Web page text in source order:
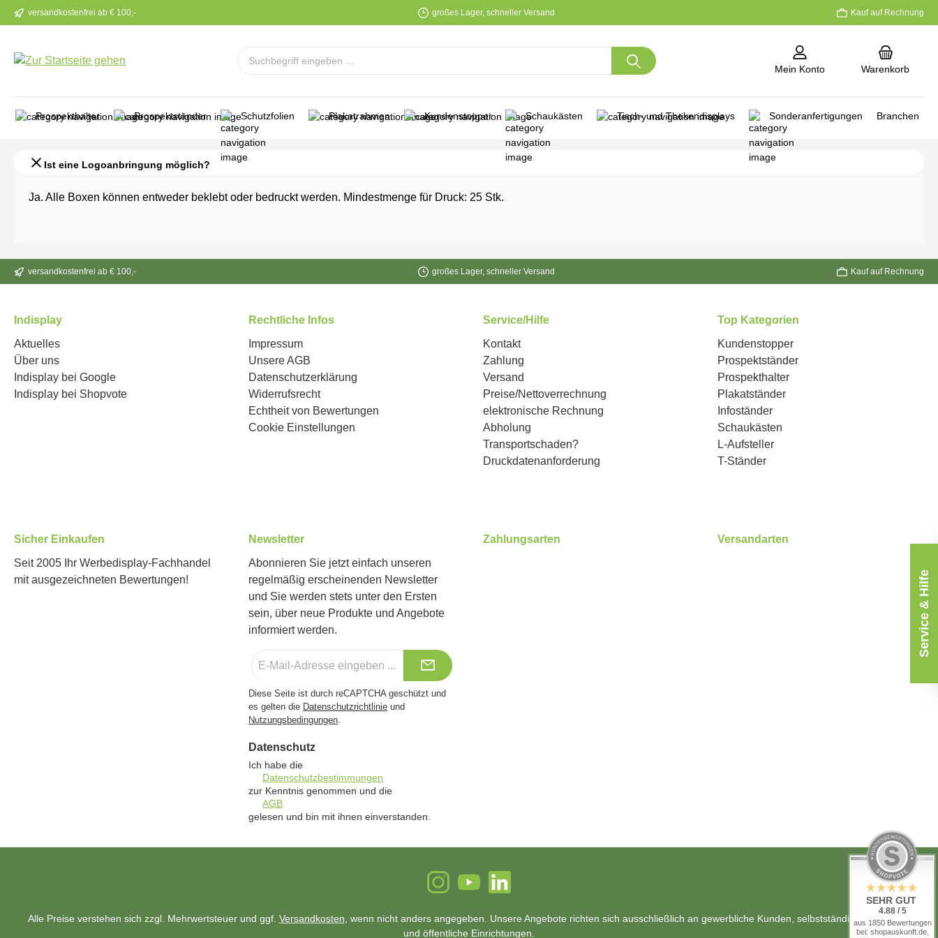
Hauptinhalt springen
Zur Suche springen
Zur Hauptnavigation springen
versandkostenfrei ab € 100,- großes Lager, schneller Versand Kauf auf Rechnung
Mein Konto Warenkorb
Prospekthalter Prospektständer Schutzfolien Plakatrahmen Kundenstopper Schaukästen Tisch- und Thekendisplays Sonderanfertigungen Branchen
Ist eine Logoanbringung möglich?
Ja. Alle Boxen können entweder beklebt oder bedruckt werden. Mindestmenge für Druck: 25 Stk.
versandkostenfrei ab € 100,- großes Lager, schneller Versand Kauf auf Rechnung
Indisplay
Aktuelles
Über uns
Indisplay bei Google
Indisplay bei Shopvote
Rechtliche Infos
Impressum
Unsere AGB
Datenschutzerklärung
Widerrufsrecht
Echtheit von Bewertungen
Cookie Einstellungen
Service/Hilfe
Kontakt
Zahlung
Versand
Preise/Nettoverrechnung
elektronische Rechnung
Abholung
Transportschaden?
Druckdatenanforderung
Top Kategorien
Kundenstopper
Prospektständer
Prospekthalter
Plakatständer
Infoständer
Schaukästen
L-Aufsteller
T-Ständer
Sicher Einkaufen
Seit 2005 Ihr Werbedisplay-Fachhandel
mit ausgezeichneten Bewertungen!
Newsletter
Abonnieren Sie jetzt einfach unseren
regelmäßig erscheinenden Newsletter
und Sie werden stets unter den Ersten
sein, über neue Produkte und Angebote
informiert werden.
Mail-
*
Diese Seite ist durch reCAPTCHA geschützt und
es gelten die Datenschutzrichtlinie und
Nutzungsbedingungen.
Datenschutz
Ich habe die
Datenschutzbestimmungen
zur Kenntnis genommen und die
AGB
gelesen und bin mit ihnen einverstanden.
Zahlungsarten Versandarten
InstagramYouTubeLinkedIn
Alle Preise verstehen sich zzgl. Mehrwertsteuer und ggf. Versandkosten , wenn nicht anders angegeben. Unsere Angebote richten sich ausschließlich an gewerbliche Kunden, selbstständig Berufstätige
und öffentliche Einrichtungen.
Service & Hilfe
SEHR GUT
4.88 / 5
aus 1850 Bewertungen
bei: shopauskunft.de,